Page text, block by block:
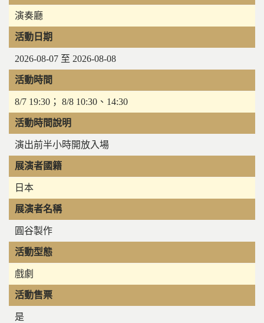
演奏廳
活動日期
2026-08-07 至 2026-08-08
活動時間
8/7 19:30； 8/8 10:30、14:30
活動時間說明
演出前半小時開放入場
展演者國籍
日本
展演者名稱
圓谷製作
活動型態
戲劇
活動售票
是